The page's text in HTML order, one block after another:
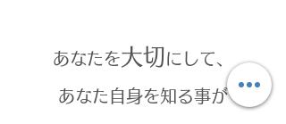
あなたを大切にして、
あなた自身を知る事が